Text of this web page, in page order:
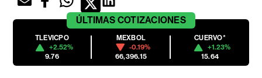
ÚLTIMAS COTIZACIONES
TLEVICPO
+2.52%
9.76
MEXBOL
-0.19%
66,396.15
CUERVO*
+1.23%
15.64